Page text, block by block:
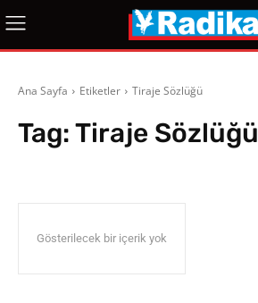
Ana Sayfa Etiketler Tiraje Sözlüğü
Tag:Tiraje Sözlüğü
Gösterilecek bir içerik yok